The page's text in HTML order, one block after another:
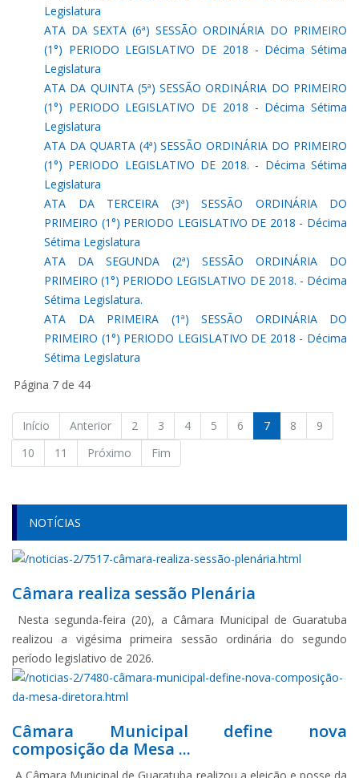
Legislatura
ATA DA SEXTA (6ª) SESSÃO ORDINÁRIA DO PRIMEIRO
(1°) PERIODO LEGISLATIVO DE 2018 - Décima Sétima
Legislatura
ATA DA QUINTA (5ª) SESSÃO ORDINÁRIA DO PRIMEIRO
(1°) PERIODO LEGISLATIVO DE 2018 - Décima Sétima
Legislatura
ATA DA QUARTA (4ª) SESSÃO ORDINÁRIA DO PRIMEIRO
(1°) PERIODO LEGISLATIVO DE 2018. - Décima Sétima
Legislatura
ATA DA TERCEIRA (3ª) SESSÃO ORDINÁRIA DO
PRIMEIRO (1°) PERIODO LEGISLATIVO DE 2018 - Décima
Sétima Legislatura
ATA DA SEGUNDA (2ª) SESSÃO ORDINÁRIA DO
PRIMEIRO (1°) PERIODO LEGISLATIVO DE 2018. - Décima
Sétima Legislatura.
ATA DA PRIMEIRA (1ª) SESSÃO ORDINÁRIA DO
PRIMEIRO (1°) PERIODO LEGISLATIVO DE 2018 - Décima
Sétima Legislatura
Página 7 de 44
Início Anterior 2 3 4 5 6 7 8
9
10
11 Próximo Fim
NOTÍCIAS
Câmara realiza sessão Plenária
Nesta segunda-feira (20), a Câmara Municipal de Guaratuba
realizou a vigésima primeira sessão ordinária do segundo
período legislativo de 2026.
Câmara Municipal define nova
composição da Mesa ...